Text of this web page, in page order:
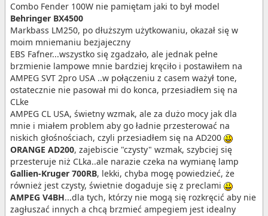
Combo Fender 100W nie pamiętam jaki to był model
Behringer BX4500
Markbass LM250, po dłuższym użytkowaniu, okazał się w
moim mniemaniu bezjajeczny
EBS Fafner...wszystko się zgadzało, ale jednak pełne
brzmienie lampowe mnie bardziej kręciło i postawiłem na
AMPEG SVT 2pro USA ..w połączeniu z casem ważył tone,
ostatecznie nie pasował mi do konca, przesiadłem się na
CLke
AMPEG CL USA, świetny wzmak, ale za dużo mocy jak dla
mnie i miałem problem aby go ładnie przesterować na
niskich głośnościach, czyli przesiadłem się na AD200
ORANGE AD200, zajebiscie "czysty" wzmak, szybciej się
przesteruje niż CLka..ale narazie czeka na wymianę lamp
Gallien-Kruger 700RB, lekki, chyba mogę powiedzieć, że
również jest czysty, świetnie dogaduje się z preclami
AMPEG V4BH...dla tych, którzy nie mogą się rozkręcić aby nie
zagłuszać innych a chcą brzmieć ampegiem jest idealny